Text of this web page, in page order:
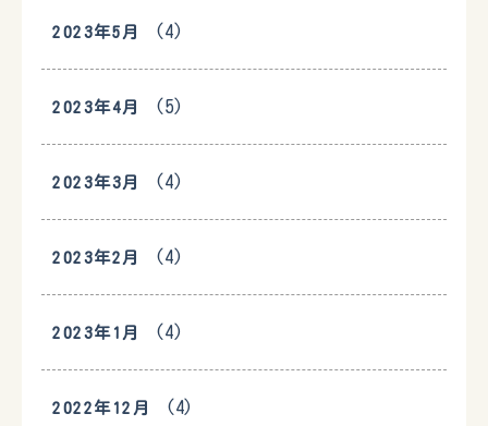
2023年5月 (4)
2023年4月 (5)
2023年3月 (4)
2023年2月 (4)
2023年1月 (4)
2022年12月 (4)